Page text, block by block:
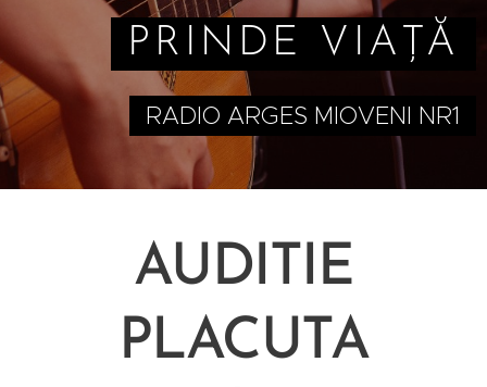
PRINDE VIAȚĂ
RADIO ARGES MIOVENI NR1
AUDITIE
PLACUTA